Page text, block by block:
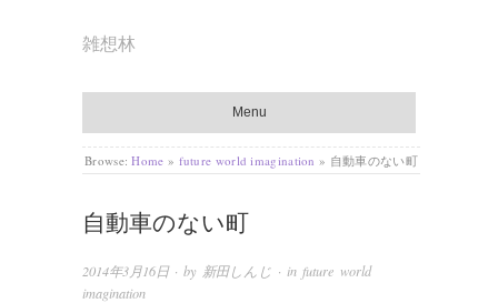
雑想林
Menu
Browse: Home » future world imagination » 自動車のない町
自動車のない町
2014年3月16日· by 新田しんじ · in future world
imagination